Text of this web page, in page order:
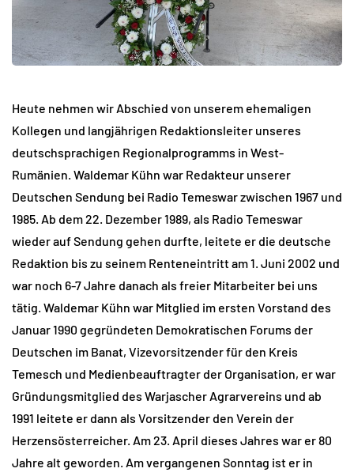
Heute nehmen wir Abschied von unserem ehemaligen
Kollegen und langjährigen Redaktionsleiter unseres
deutschsprachigen Regionalprogramms in West-
Rumänien. Waldemar Kühn war Redakteur unserer
Deutschen Sendung bei Radio Temeswar zwischen 1967 und
1985. Ab dem 22. Dezember 1989, als Radio Temeswar
wieder auf Sendung gehen durfte, leitete er die deutsche
Redaktion bis zu seinem Renteneintritt am 1. Juni 2002 und
war noch 6-7 Jahre danach als freier Mitarbeiter bei uns
tätig. Waldemar Kühn war Mitglied im ersten Vorstand des
Januar 1990 gegründeten Demokratischen Forums der
Deutschen im Banat, Vizevorsitzender für den Kreis
Temesch und Medienbeauftragter der Organisation, er war
Gründungsmitglied des Warjascher Agrarvereins und ab
1991 leitete er dann als Vorsitzender den Verein der
Herzensösterreicher. Am 23. April dieses Jahres war er 80
Jahre alt geworden. Am vergangenen Sonntag ist er in